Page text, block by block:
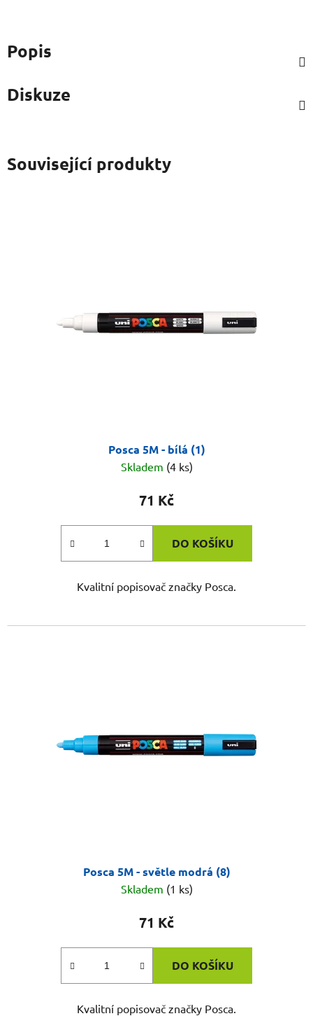
Popis
Diskuze
Související produkty
Posca 5M - bílá (1)
Skladem (4 ks)
71 Kč
DO KOŠÍKU
Kvalitní popisovač značky Posca.
Posca 5M - světle modrá (8)
Skladem (1 ks)
71 Kč
DO KOŠÍKU
Kvalitní popisovač značky Posca.